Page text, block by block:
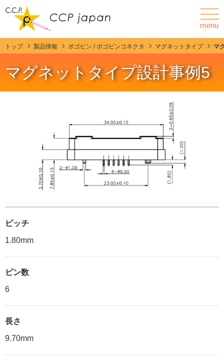
menu
ニュース 会社情報
ポゴピンとは
C.C.P. Contact Probesの特徴・強み
トップ 製品情報 ポゴピン / ポゴピンコネクタ マグネットタイプ マ
マグネットタイプ設計事例5
ピッチ
1.80mm
ピン数
6
長さ
9.70mm